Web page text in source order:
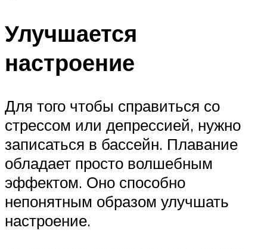
Улучшается
настроение
Для того чтобы справиться со
стрессом или депрессией, нужно
записаться в бассейн. Плавание
обладает просто волшебным
эффектом. Оно способно
непонятным образом улучшать
настроение.